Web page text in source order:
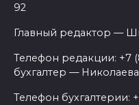
92
Главный редактор —
Телефон редакции: +7
бухгалтер —
Телефон бухгалтерии: